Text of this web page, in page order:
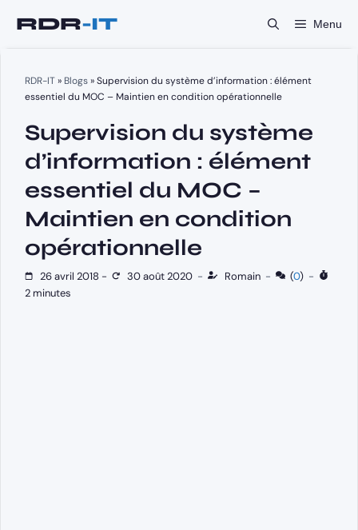
Menu
RDR-IT» Blogs»Supervision du système d’information : élément
essentiel du MOC – Maintien en condition opérationnelle
Supervision du système
d’information : élément
essentiel du MOC –
Maintien en condition
opérationnelle
26 avril 2018 - 30 août 2020 - Romain - (0) -
2 minutes